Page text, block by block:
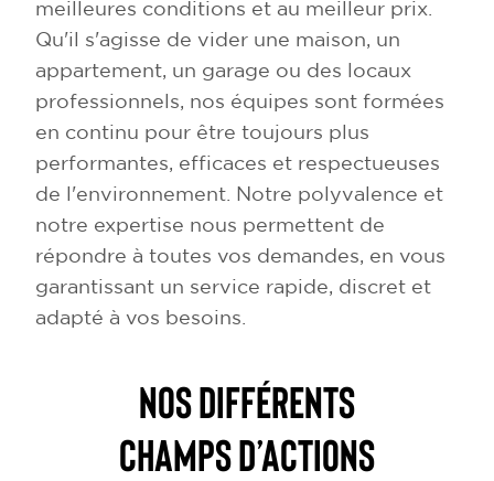
meilleures conditions et au meilleur prix.
Qu'il s'agisse de vider une maison, un
appartement, un garage ou des locaux
professionnels, nos équipes sont formées
en continu pour être toujours plus
performantes, efficaces et respectueuses
de l'environnement. Notre polyvalence et
notre expertise nous permettent de
répondre à toutes vos demandes, en vous
garantissant un service rapide, discret et
adapté à vos besoins.
NOS DIFFÉRENTS
CHAMPS D’ACTIONS